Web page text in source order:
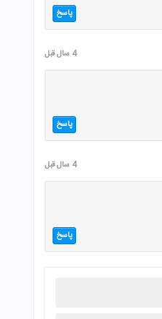
پاسخ
4 سال قبل
پاسخ
4 سال قبل
پاسخ